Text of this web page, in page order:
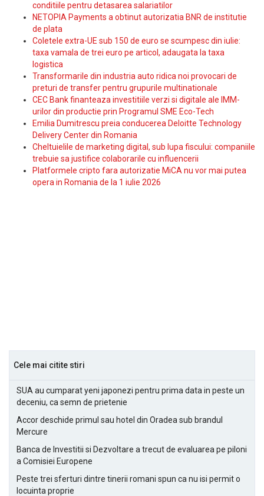
conditiile pentru detasarea salariatilor
NETOPIA Payments a obtinut autorizatia BNR de institutie
de plata
Coletele extra-UE sub 150 de euro se scumpesc din iulie:
taxa vamala de trei euro pe articol, adaugata la taxa
logistica
Transformarile din industria auto ridica noi provocari de
preturi de transfer pentru grupurile multinationale
CEC Bank finanteaza investitiile verzi si digitale ale IMM-
urilor din productie prin Programul SME Eco-Tech
Emilia Dumitrescu preia conducerea Deloitte Technology
Delivery Center din Romania
Cheltuielile de marketing digital, sub lupa fiscului: companiile
trebuie sa justifice colaborarile cu influencerii
Platformele cripto fara autorizatie MiCA nu vor mai putea
opera in Romania de la 1 iulie 2026
Cele mai citite stiri
SUA au cumparat yeni japonezi pentru prima data in peste un
deceniu, ca semn de prietenie
Accor deschide primul sau hotel din Oradea sub brandul
Mercure
Banca de Investitii si Dezvoltare a trecut de evaluarea pe piloni
a Comisiei Europene
Peste trei sferturi dintre tinerii romani spun ca nu isi permit o
locuinta proprie